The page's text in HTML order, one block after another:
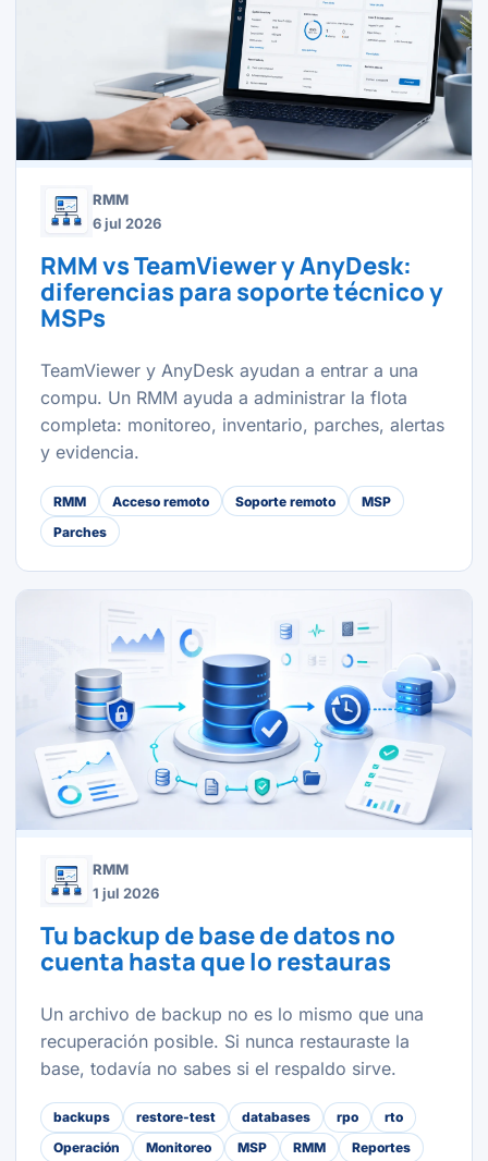
RMM
6 jul 2026
RMM vs TeamViewer y AnyDesk:
diferencias para soporte técnico y
MSPs
TeamViewer y AnyDesk ayudan a entrar a una
compu. Un RMM ayuda a administrar la flota
completa: monitoreo, inventario, parches, alertas
y evidencia.
RMM Acceso remoto Soporte remoto
MSP
Parches
RMM
1 jul 2026
Tu backup de base de datos no
cuenta hasta que lo restauras
Un archivo de backup no es lo mismo que una
recuperación posible. Si nunca restauraste la
base, todavía no sabes si el respaldo sirve.
backups restore-test databases rpo
rto
Operación
Monitoreo MSP RMM Reportes